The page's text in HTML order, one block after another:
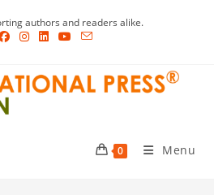
authors and readers alike.
0 Menu